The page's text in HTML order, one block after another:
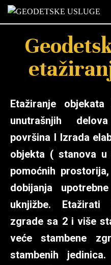
Etažiranje
unutrašnjih
površina I Izrada
objekta ( stanova
pomoćnih
dobijanja
uknjižbe.
zgrade sa 2 i više
veće stambene
stambenih